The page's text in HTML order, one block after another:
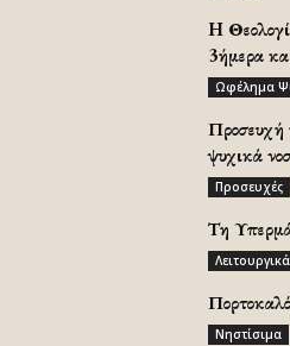
H
3ήμερα
Ωφέλημα
Προσευχή
ψυχικά
Προσευχές
Τη
Νηστίσιμα